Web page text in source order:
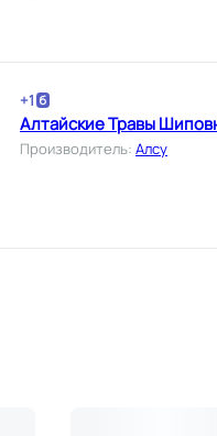
+1
Алтайские Травы
Производитель: Алсу